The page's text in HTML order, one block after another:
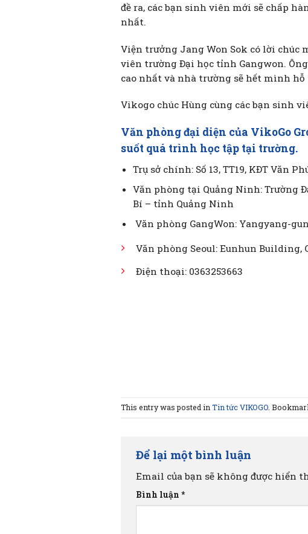
đề ra, các bạn sinh viên mới sẽ chấp
nhất.
Viện trưởng Jang Won Sok có lời chúc
viên trường Đại học tỉnh Gangwon.
cao nhất và nhà trường sẽ hết mình
Vikogo chúc Hùng cùng các bạn sinh
Văn phòng đại diện của VikoGo
suốt quá trình học tập tại trường.
Trụ sở chính: Số 13, TT19, KĐT Văn
Văn phòng tại Quảng Ninh: Trường
Bí – tỉnh Quảng Ninh
Văn phòng GangWon: Yangyang-
Văn phòng Seoul: Eunhun Building,
Điện thoại: 0363253663
This entry was posted in Tin tức VIKOGO.
Để lại một bình luận
Email của bạn sẽ không được hiển
Bình luận *